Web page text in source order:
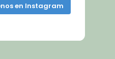
en Instagram